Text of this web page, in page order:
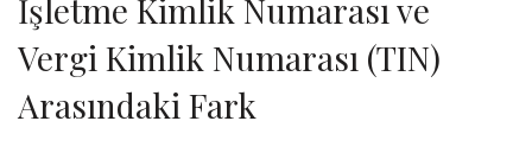
İşletme Kimlik Numarası ve
Vergi Kimlik Numarası (TIN)
Arasındaki Fark